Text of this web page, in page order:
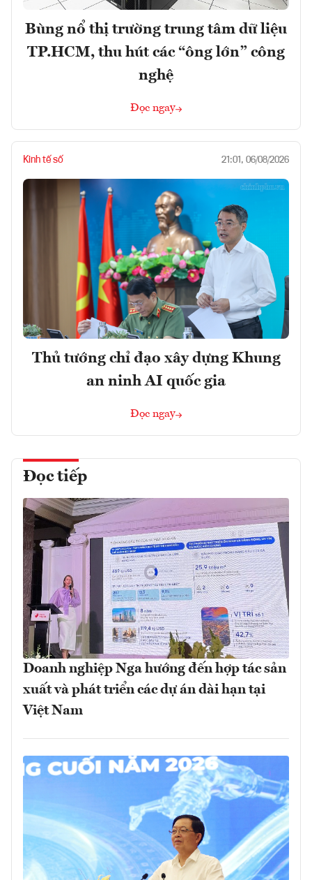
Bùng nổ thị trường trung tâm dữ liệu
TP.HCM, thu hút các “ông lớn” công
nghệ
Đọc ngay
Kinh tế số 21:01, 06/08/2026
Thủ tướng chỉ đạo xây dựng Khung
an ninh AI quốc gia
Đọc ngay
Đọc tiếp
Doanh nghiệp Nga hướng đến hợp tác sản
xuất và phát triển các dự án dài hạn tại
Việt Nam